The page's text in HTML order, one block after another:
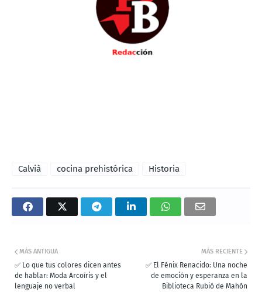
Calvià cocina prehistórica Historia
MÁS RECIENTE
✅ El Fénix Renacido: Una noche
de emoción y esperanza en la
Biblioteca Rubió de Mahón
MÁS ANTIGUA
✅ Lo que tus colores dicen antes
de hablar: Moda Arcoíris y el
lenguaje no verbal